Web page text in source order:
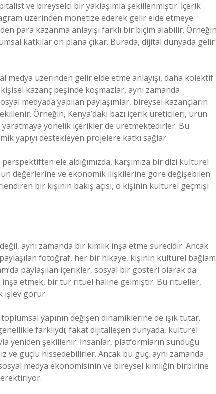
ve bireyselci bir yaklaşımla şekillenmiştir. İçerik
üzerinden monetize ederek gelir elde etmeye
para kazanma anlayışı farklı bir biçim alabilir.
katkılar ön plana çıkar. Burada, dijital dünyada gelir
medya üzerinden gelir elde etme anlayışı, daha kolektif
kazanç peşinde koşmazlar, aynı zamanda
medyada yapılan paylaşımlar, bireysel kazançların
Örneğin, Kenya’daki bazı içerik üreticileri, ürün
yaratmaya yönelik içerikler de üretmektedirler. Bu
yapıyı destekleyen projelere katkı sağlar.
ele aldığımızda, karşımıza bir dizi kültürel
değerlerine ve ekonomik ilişkilerine göre değişebilen
bir kişinin bakış açısı, o kişinin kültürel geçmişi
aynı zamanda bir kimlik inşa etme sürecidir. Ancak
fotoğraf, her bir hikaye, kişinin kültürel
paylaşılan içerikler, sosyal bir gösteri olarak da
etmek, bir tür ritüel haline gelmiştir. Bu ritüeller,
işlev görür.
yapının değişen dinamiklerine de ışık tutar.
farklıydı; fakat dijitalleşen dünyada, kültürel
yeniden şekillenir. İnsanlar, platformların sunduğu
ve güçlü hissedebilirler. Ancak bu güç, aynı zamanda
medya ekonomisinin ve bireysel kimliğin birbirine